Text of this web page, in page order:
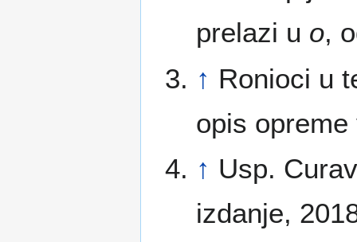
prelazi u o,
↑ Ronioci u
opis
↑ Usp.
izdanje,